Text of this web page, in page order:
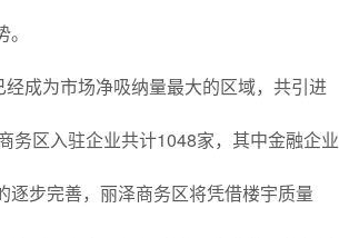
成为市场净吸纳量最大的区域，共引进
务区入驻企业共计1048家，其中金融企业
步完善，丽泽商务区将凭借楼宇质量